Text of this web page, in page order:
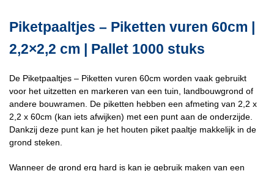
Piketpaaltjes – Piketten vuren 60cm |
2,2×2,2 cm | Pallet 1000 stuks
De Piketpaaltjes – Piketten vuren 60cm worden vaak gebruikt
voor het uitzetten en markeren van een tuin, landbouwgrond of
andere bouwramen. De piketten hebben een afmeting van 2,2 x
2,2 x 60cm (kan iets afwijken) met een punt aan de onderzijde.
Dankzij deze punt kan je het houten piket paaltje makkelijk in de
grond steken.
Wanneer de grond erg hard is kan je gebruik maken van een